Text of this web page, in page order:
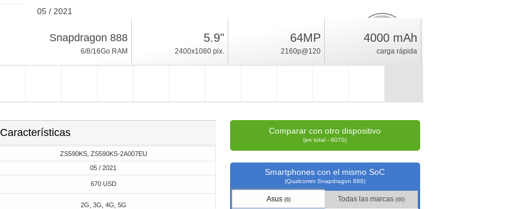
05 / 2021
Android 11, ZenUI
27.1
índice
Snapdragon 888
6/8/16Go RAM
5.9"
2400x1080 pix.
64MP
2160p@120
4000 mAh
carga rápida
Características
ZS590KS, ZS590KS-2A007EU
05 / 2021
670 USD
2G, 3G, 4G, 5G
Comparar con otro dispositivo
(en total - 6070)
Smartphones con el mismo SoC
(Qualcomm Snapdragon 888)
Asus (6) Todas las marcas(66)